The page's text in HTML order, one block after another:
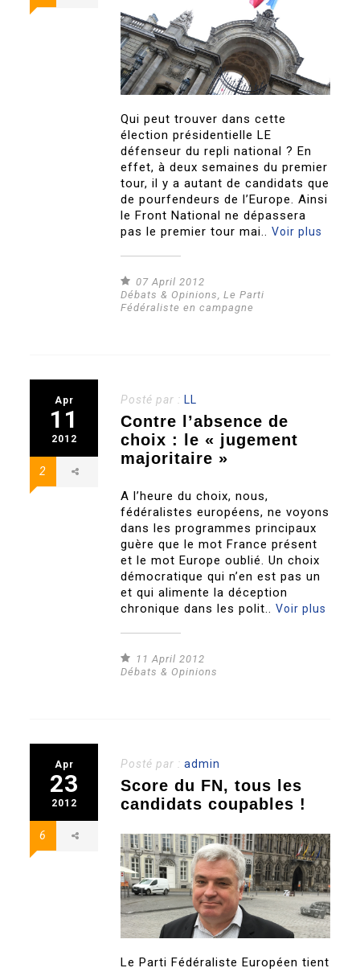
Qui peut trouver dans cette
élection présidentielle LE
défenseur du repli national ? En
effet, à deux semaines du premier
tour, il y a autant de candidats que
de pourfendeurs de l’Europe. Ainsi
le Front National ne dépassera
pas le premier tour mai..Voir plus
07 April 2012
Débats & Opinions ,Le Parti
Fédéraliste en campagne
Apr
11
2012
2
Posté par : LL
Contre l’absence de
choix : le « jugement
majoritaire »
A l’heure du choix, nous,
fédéralistes européens, ne voyons
dans les programmes principaux
guère que le mot France présent
et le mot Europe oublié. Un choix
démocratique qui n’en est pas un
et qui alimente la déception
chronique dans les polit..Voir plus
11 April 2012
Débats & Opinions
Apr
23
2012
6
Posté par :admin
Score du FN, tous les
candidats coupables !
Le Parti Fédéraliste Européen tient